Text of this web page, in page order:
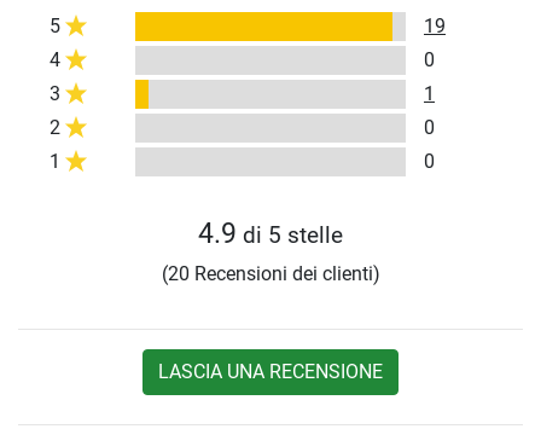
5
19
4
0
3
1
2
0
1
0
4.9 di 5 stelle
(20 Recensioni dei clienti)
LASCIA UNA RECENSIONE